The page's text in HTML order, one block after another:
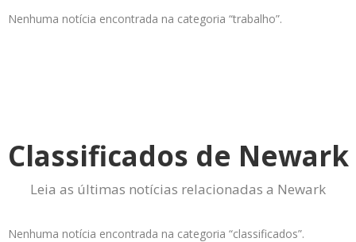
Nenhuma notícia encontrada na categoria “trabalho”.
Classificados de Newark
Leia as últimas notícias relacionadas a Newark
Nenhuma notícia encontrada na categoria “classificados”.